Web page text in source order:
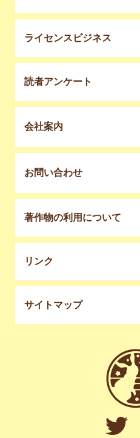
ライセンスビジネス
読者アンケート
会社案内
お問い合わせ
著作物の利用について
リンク
サイトマップ